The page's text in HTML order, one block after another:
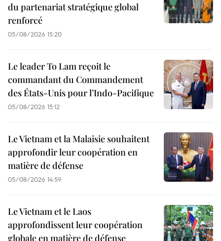
du partenariat stratégique global
renforcé
05/08/2026 15:20
Le leader To Lam reçoit le
commandant du Commandement
des États-Unis pour l’Indo-Pacifique
05/08/2026 15:12
Le Vietnam et la Malaisie souhaitent
approfondir leur coopération en
matière de défense
05/08/2026 14:59
Le Vietnam et le Laos
approfondissent leur coopération
globale en matière de défense